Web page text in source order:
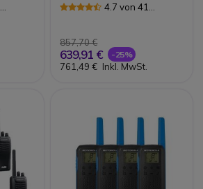
4.7 von 41
857,70 €
639,91 € -25%
761,49 € Inkl. MwSt.